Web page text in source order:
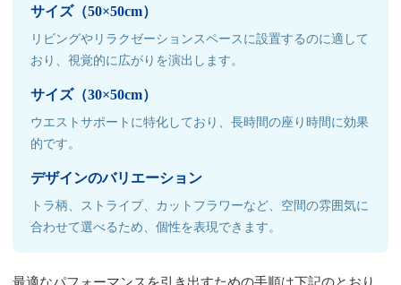
サイズ（50×50cm）
リビングやリラクゼーションスペースに設置するのに適して
おり、視覚的に広がりを演出します。
サイズ（30×50cm）
ウエストサポートに特化しており、長時間の座り時間に効果
的です。
デザインのバリエーション
トラ柄、ストライプ、カットフラワーなど、空間の雰囲気に
合わせて選べるため、個性を表現できます。
最適なパフォーマンスを引き出すための手順は下記のとおり